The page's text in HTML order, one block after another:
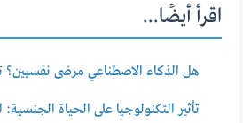
اقرأ أيضًا...
هل الذكاء الاصطناعي مرضى
تأثير التكنولوجيا على الحياة